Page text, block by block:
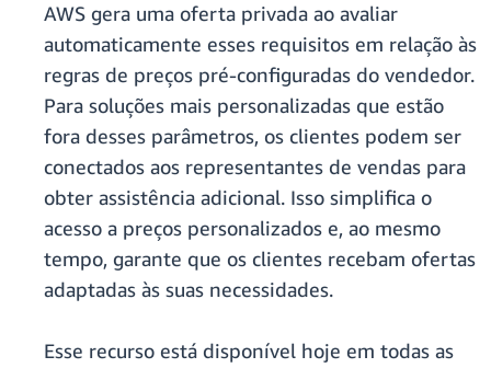
AWS gera uma oferta privada ao avaliar
automaticamente esses requisitos em relação às
regras de preços pré-configuradas do vendedor.
Para soluções mais personalizadas que estão
fora desses parâmetros, os clientes podem ser
conectados aos representantes de vendas para
obter assistência adicional. Isso simplifica o
acesso a preços personalizados e, ao mesmo
tempo, garante que os clientes recebam ofertas
adaptadas às suas necessidades.
Esse recurso está disponível hoje em todas as